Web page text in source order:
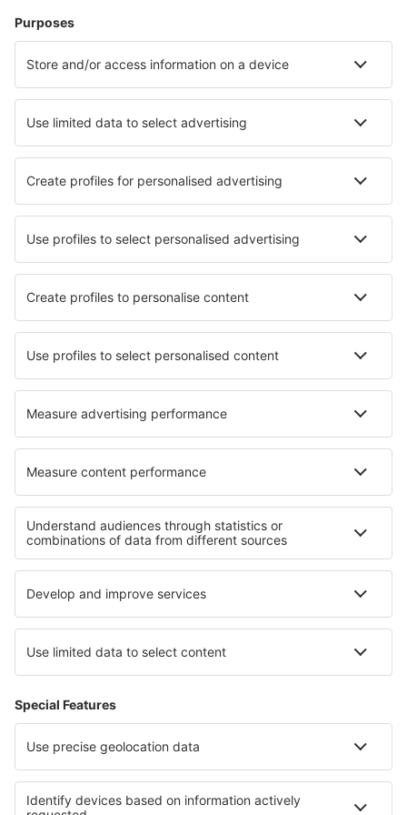
Konya Airport (KYA)
Malatya Erhac (MLX)
Mardin Airport (MQM)
Merzifon Airport (MZH)
Bodrum
Mus Airport (MSR)
Nevsehir Airport (NAV)
Gaziantep Oguzeli (GZT)
Ordu-Giresun Airport (OGU)
Rize Artvin Apt. (RZV)
Sanliurfa Airport (GNY)
Siirt Airport (SXZ)
Sinop Airport (NOP)
Sirnak Airport (NKT)
Sivas Nuri Demirag (VAS)
Tekirdag Corlu Airport (TEQ)
Tokat Airport (TJK)
Trabzon Airport (TZX)
Uşak Airport (USQ)
Bursa Yenisehir (YEI)